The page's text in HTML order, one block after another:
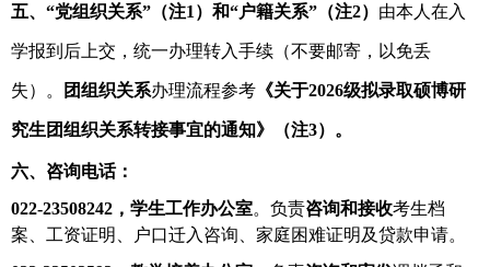
五、 “党组织关系”（注1）和“户籍关系”（注2） 由本人在入
学报到后上交，统一办理转入手续（不要邮寄，以免丢
失）。 团组织关系办理流程参考 《关于2026级拟录取硕博研
究生团组织关系转接事宜的通知》（注3）。
六、咨询电话：
022-23508242 ，学生工作办公室。负责咨询和接收考生档
案、工资证明、户口迁入咨询、家庭困难证明及贷款申请。